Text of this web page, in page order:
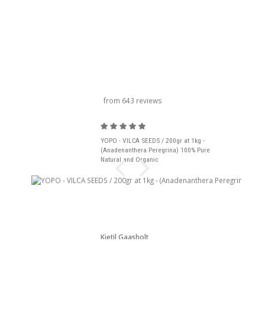
from 643 reviews
YOPO - VILCA SEEDS / 200gr at 1kg -
(Anadenanthera Peregrina) 100% Pure
Natural and Organic
Kjetil Gaasholt